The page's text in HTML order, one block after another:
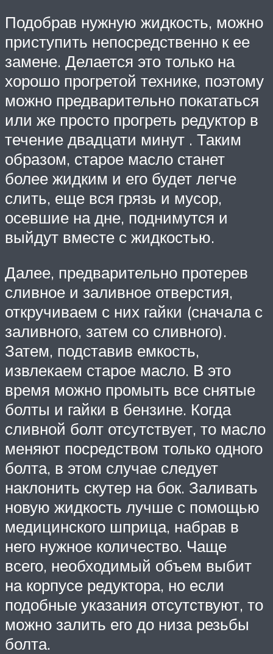
Подобрав нужную жидкость, можно
приступить непосредственно к ее
замене. Делается это только на
хорошо прогретой технике, поэтому
можно предварительно покататься
или же просто прогреть редуктор в
течение двадцати минут . Таким
образом, старое масло станет
более жидким и его будет легче
слить, еще вся грязь и мусор,
осевшие на дне, поднимутся и
выйдут вместе с жидкостью.
Далее, предварительно протерев
сливное и заливное отверстия,
откручиваем с них гайки (сначала с
заливного, затем со сливного).
Затем, подставив емкость,
извлекаем старое масло. В это
время можно промыть все снятые
болты и гайки в бензине. Когда
сливной болт отсутствует, то масло
меняют посредством только одного
болта, в этом случае следует
наклонить скутер на бок. Заливать
новую жидкость лучше с помощью
медицинского шприца, набрав в
него нужное количество. Чаще
всего, необходимый объем выбит
на корпусе редуктора, но если
подобные указания отсутствуют, то
можно залить его до низа резьбы
болта.